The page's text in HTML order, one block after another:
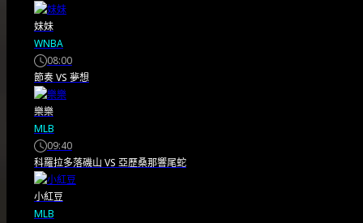
妹妹
WNBA
08:00
節奏VS 夢想
樂樂
MLB
09:40
科羅拉多落磯山 VS 亞歷桑那響尾蛇
小紅豆
MLB